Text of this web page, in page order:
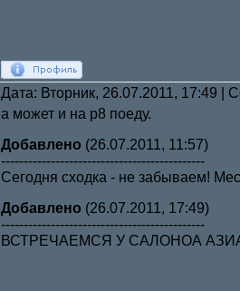
Дата: Вторник, 26.07.2011, 17:49 |
а может и на р8 поеду.
Добавлено (26.07.2011, 11:57)
---------------------------------------------
Сегодня сходка - не забываем!
Добавлено (26.07.2011, 17:49)
---------------------------------------------
ВСТРЕЧАЕМСЯ У САЛОНОА